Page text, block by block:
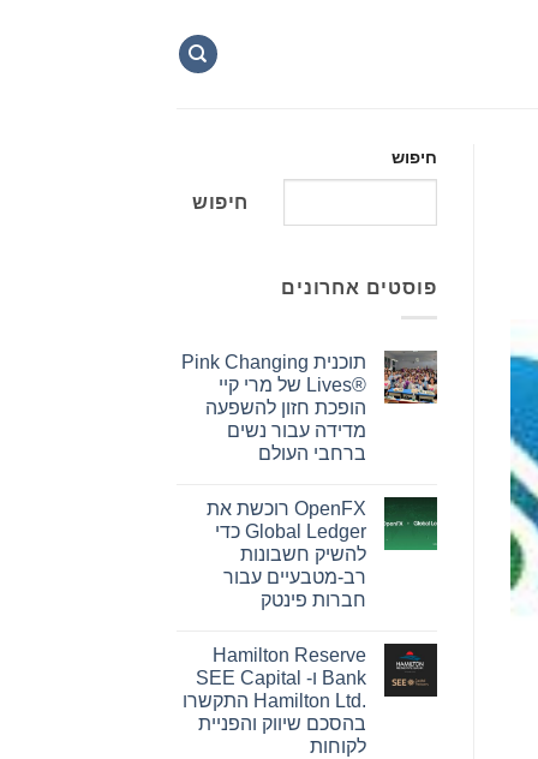
חיפוש
חיפוש
פוסטים אחרונים
תוכנית Pink Changing
Lives®‎ של מרי קיי
הופכת חזון להשפעה
מדידה עבור נשים
ברחבי העולם
על
תוכנית
Pink
Changing
Lives®‎
של
מרי
חזון
להשפעה
מדידה
עבור
נשים
ברחבי
העולם
OpenFX רוכשת את
Global Ledger כדי
להשיק חשבונות
רב-מטבעיים עבור
חברות פינטק
על
OpenFX
רוכשת
את
Global
Ledger
כדי
Hamilton Reserve
Bank ו- SEE Capital
Hamilton Ltd.‎ התקשרו
בהסכם שיווק והפניית
לקוחות